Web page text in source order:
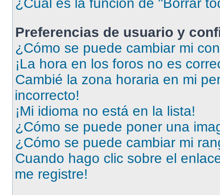
¿Cuál es la función de "Borrar
Preferencias de usuario y
¿Cómo se puede cambiar mi
¡La hora en los foros no es
Cambié la zona horaria en mi
incorrecto!
¡Mi idioma no está en la lista!
¿Cómo se puede poner una
¿Cómo se puede cambiar mi
Cuando hago clic sobre el
me registre!